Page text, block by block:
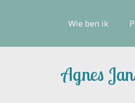
Wie ben ik
Agnes